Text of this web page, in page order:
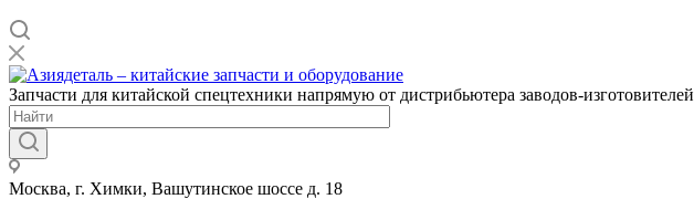
Запчасти для китайской спецтехники напрямую от дистрибьютера заводов-изготовителей
Москва, г. Химки, Вашутинское шоссе д. 18